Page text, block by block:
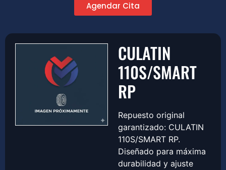
Agendar Cita
CULATIN
110S/SMART
RP
Repuesto original
garantizado: CULATIN
110S/SMART RP.
Diseñado para máxima
durabilidad y ajuste